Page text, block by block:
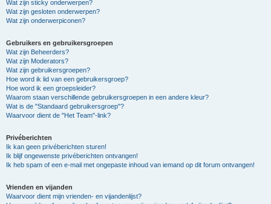
Wat zijn sticky onderwerpen?
Wat zijn gesloten onderwerpen?
Wat zijn onderwerpiconen?
Gebruikers en gebruikersgroepen
Wat zijn Beheerders?
Wat zijn Moderators?
Wat zijn gebruikersgroepen?
Hoe word ik lid van een gebruikersgroep?
Hoe word ik een groepsleider?
Waarom staan verschillende gebruikersgroepen in een andere kleur?
Wat is de "Standaard gebruikersgroep"?
Waarvoor dient de "Het Team"-link?
Privéberichten
Ik kan geen privéberichten sturen!
Ik blijf ongewenste privéberichten ontvangen!
Ik heb spam of een e-mail met ongepaste inhoud van iemand op dit forum ontvangen!
Vrienden en vijanden
Waarvoor dient mijn vrienden- en vijandenlijst?